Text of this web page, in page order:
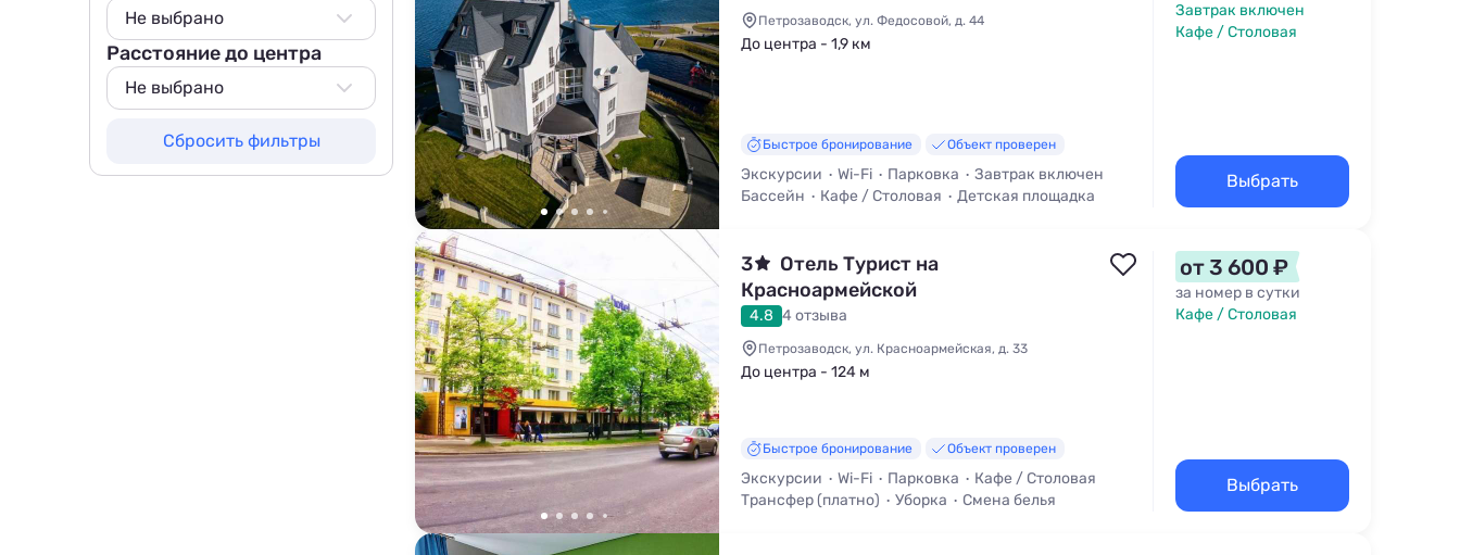
Петрозаводск, ул. Федосовой, д. 44
До центра - 1,9 км
Быстрое бронирование Объект проверен
Экскурсии Wi-Fi Парковка
Завтрак включен
Бассейн
Кафе / Столовая Детская площадка
Завтрак включен
Кафе / Столовая
Выбрать
3
Отель Турист на
Красноармейской
4.8 4 отзыва
Петрозаводск, ул. Красноармейская, д. 33
До центра - 124 м
Быстрое бронирование Объект проверен
Экскурсии Wi-Fi Парковка
Кафе / Столовая
Трансфер (платно)
Уборка Смена белья
от 3 600 ₽
за номер в сутки
Кафе / Столовая
Выбрать
Не выбрано
Не выбрано
500 м
1000 м
1500 м
Расстояние до центра
Не выбрано
Сбросить фильтры